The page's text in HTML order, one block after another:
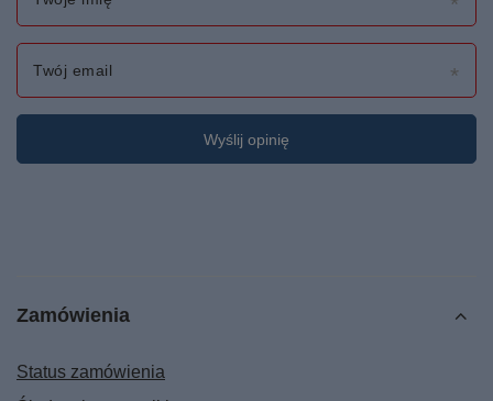
Twój email
Wyślij opinię
Zamówienia
Status zamówienia